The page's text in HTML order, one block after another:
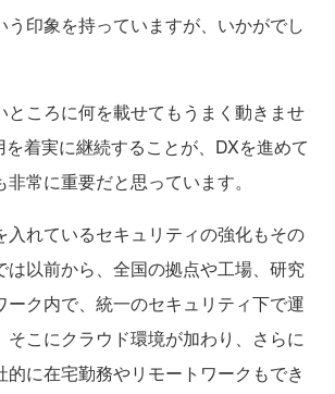
う印象を持っていますが、いかがでし
ところに何を載せてもうまく動きませ
着実に継続することが、DXを進めて
常に重要だと思っています。
れているセキュリティの強化もその
は以前から、全国の拠点や工場、研究
ーク内で、統一のセキュリティ下で運
そこにクラウド環境が加わり、さらに
的に在宅勤務やリモートワークもでき